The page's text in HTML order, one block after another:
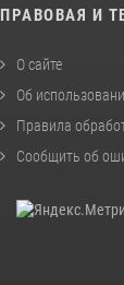
ПРАВОВАЯ И
О сайте
Об
Правила
Сообщить об